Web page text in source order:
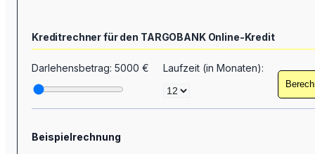
Kreditrechner für den TARGOBANK Online-Kredit
Darlehensbetrag: 5000 € Laufzeit (in Monaten):
Beispielrechnung